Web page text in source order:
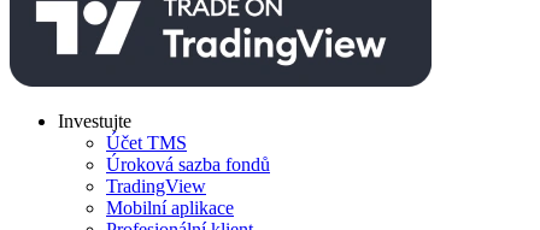
Investujte
Účet TMS
Úroková sazba fondů
TradingView
Mobilní aplikace